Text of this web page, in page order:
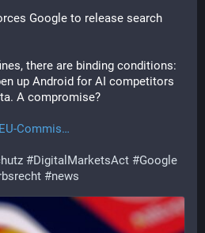
Google to release search
there are binding conditions:
up Android for AI competitors
A compromise?
Commis
#DigitalMarketsAct #Google
#news